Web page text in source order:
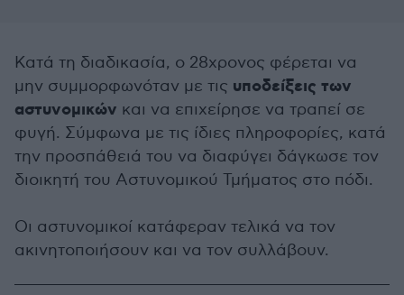
Κατά τη διαδικασία, ο 28χρονος φέρεται να
μην συμμορφωνόταν με τις υποδείξεις των
αστυνομικών και να επιχείρησε να τραπεί σε
φυγή. Σύμφωνα με τις ίδιες πληροφορίες, κατά
την προσπάθειά του να διαφύγει δάγκωσε τον
διοικητή του Αστυνομικού Τμήματος στο πόδι.
Οι αστυνομικοί κατάφεραν τελικά να τον
ακινητοποιήσουν και να τον συλλάβουν.